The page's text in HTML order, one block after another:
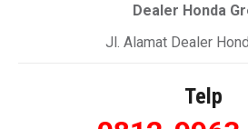
Dealer Honda
Jl. Alamat Dealer
Telp